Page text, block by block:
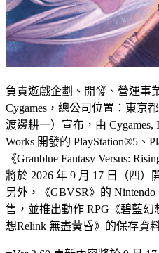
負責遊戲企劃、開發、營運事
Cygames，總公司位置：東京
渡邊耕一）宣布，由 Cygames,
Works 開發的 PlayStation®5、
《Granblue Fantasy Versus:
將於 2026 年 9 月 17 日（四）
另外，《GBVSR》的
售，並推出動作 RPG《碧藍
想Relink 無盡黃昏》的保存資